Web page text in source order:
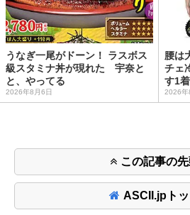
うなぎ一尾がドーン！ ラスボス
級スタミナ丼が現れた 宇奈と
と、やってる
2026年8月6日
腰は
チェ
す1
2026年
この記事の
ASCII.jpト